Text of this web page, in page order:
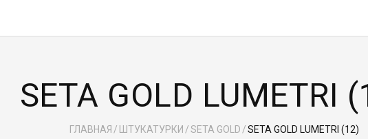
SETA GOLD LUMETRI
ГЛАВНАЯ / ШТУКАТУРКИ /SETA GOLD /SETA GOLD LUMETRI (12)